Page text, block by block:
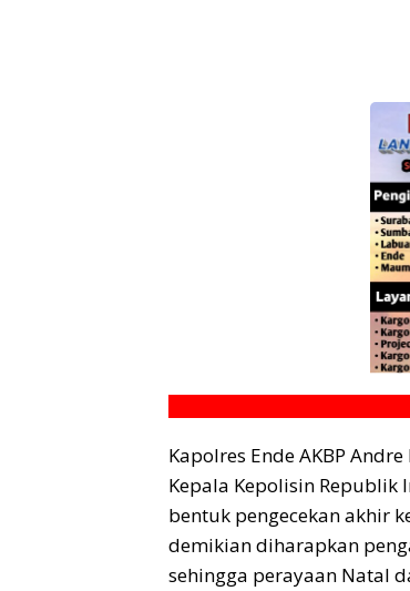
Kapolres Ende AKBP
Kepala Kepolisin Republik
bentuk pengecekan akhir
demikian diharapkan
sehingga perayaan Natal